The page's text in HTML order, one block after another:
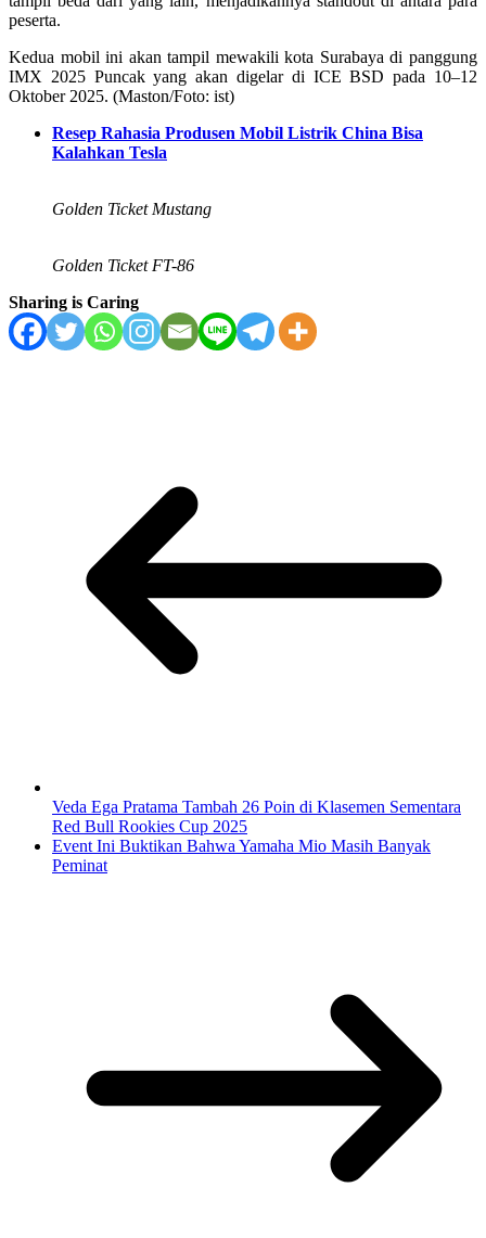
peserta.
Kedua mobil ini akan tampil mewakili kota Surabaya di panggung
IMX 2025 Puncak yang akan digelar di ICE BSD pada 10–12
Oktober 2025. (Maston/Foto: ist)
Resep Rahasia Produsen Mobil Listrik China Bisa
Kalahkan Tesla
Golden Ticket Mustang
Golden Ticket FT-86
Sharing is Caring
Veda Ega Pratama Tambah 26 Poin di Klasemen Sementara
Red Bull Rookies Cup 2025
Event Ini Buktikan Bahwa Yamaha Mio Masih Banyak
Peminat